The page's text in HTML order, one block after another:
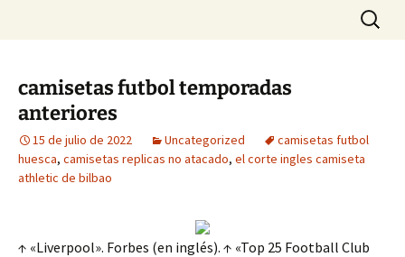
Buscar:
camisetas futbol temporadas
anteriores
15 de julio de 2022 Uncategorized
camisetas futbol
huesca, camisetas replicas no atacado, el corte ingles camiseta
athletic de bilbao
↑ «Liverpool». Forbes (en inglés). ↑ «Top 25 Football Club